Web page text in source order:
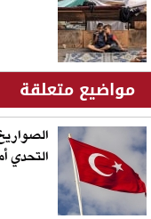
مواضيع متعلقة
التحدي